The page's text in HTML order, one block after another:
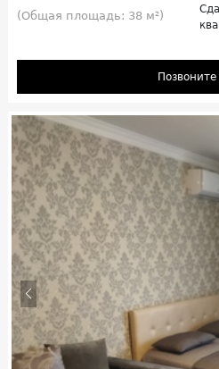
(Общая площадь: 38 м²)